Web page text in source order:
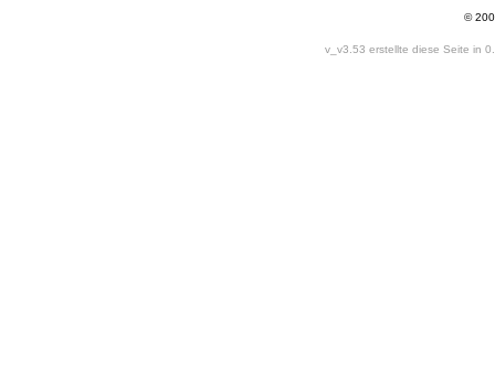
©
v_v3.53 erstellte diese Seite in